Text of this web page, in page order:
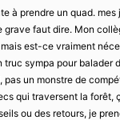
à prendre un quad. mes
faut dire. Mon
est-ce vraiment
truc sympa pour balader
un monstre de
qui traversent la forêt,
ou des retours, je